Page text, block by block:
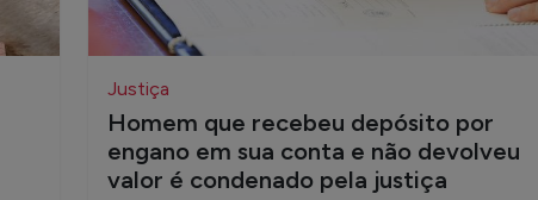
Justiça
Homem que recebeu depósito por
engano em sua conta e não devolveu
valor é condenado pela justiça